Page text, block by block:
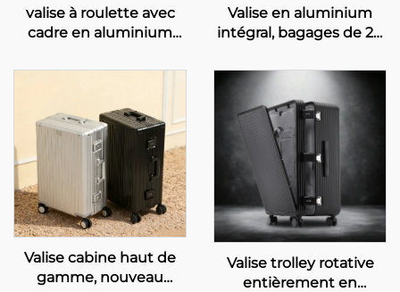
valise à roulette avec
cadre en aluminium
spacieuse et durable,
avec serrure à code
confidentiel pour
voyages
Valise en aluminium
intégral, bagages de 20
roulette avec code
affaires, grande
capacité, poignée en
cuir pour loisirs et
voyages
Valise cabine haut de
gamme, nouveau
Valise trolley rotative
entièrement en